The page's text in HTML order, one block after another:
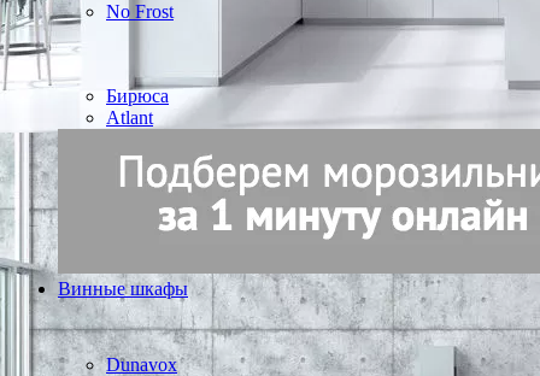
No Frost
Бирюса
Atlant
Винные шкафы
Dunavox